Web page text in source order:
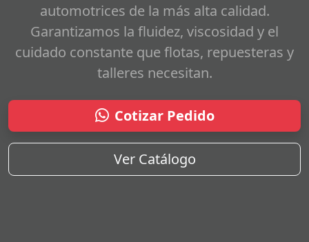
automotrices de la más alta calidad.
Garantizamos la fluidez, viscosidad y el
cuidado constante que flotas, repuesteras y
talleres necesitan.
Cotizar Pedido
Ver Catálogo